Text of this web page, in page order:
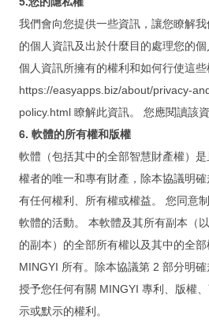
為弱勢相關團體免費開發 APP
常見問題
記錄：訓練營送 FMP 19
記錄：訓練營送 FMPA 18
記錄：訓練營送 FMPA 17
記錄：訓練營送 FMP 16
記錄：訓練營送 FMP 15
記錄：訓練營送 FMP 14
About
我們會向您提供一些資訊，讓您瞭解
的個人資訊及出於什麼目的處理您的
個人資訊所擁有的權利和如何行使這
https://easyapps.biz/about/privacy-
policy.html 瞭解此資訊。 您應閱讀該資
6. 軟體的所有權和版權
軟體（包括其中的全部智慧財產權）
權者的唯一和專有財產，除本協議明
有任何權利、所有權或權益。 您同意
軟體的活動。 本軟體及其所有副本（
的副本）的全部所有權以及其中的全
MINGYI 所有。除本協議第 2 部分明
授予您任何有關 MINGYI 專利、版權
示或默示的權利。